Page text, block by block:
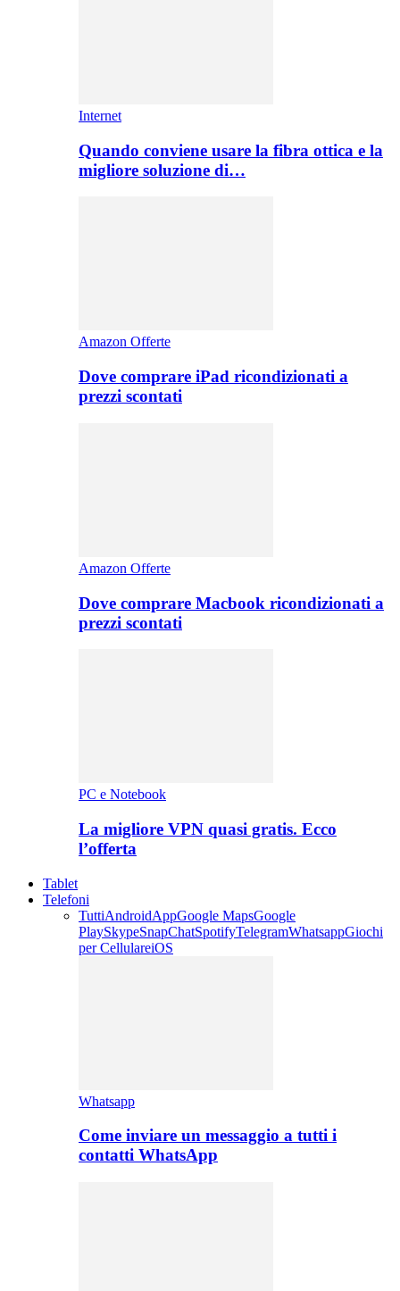
Internet
Quando conviene usare la fibra ottica e la
migliore soluzione di…
Amazon Offerte
Dove comprare iPad ricondizionati a
prezzi scontati
Amazon Offerte
Dove comprare Macbook ricondizionati a
prezzi scontati
PC e Notebook
La migliore VPN quasi gratis. Ecco
l’offerta
Tablet
Telefoni
TuttiAndroidAppGoogle MapsGoogle
PlaySkypeSnapChatSpotifyTelegramWhatsappGiochi
per CellulareiOS
Whatsapp
Come inviare un messaggio a tutti i
contatti WhatsApp